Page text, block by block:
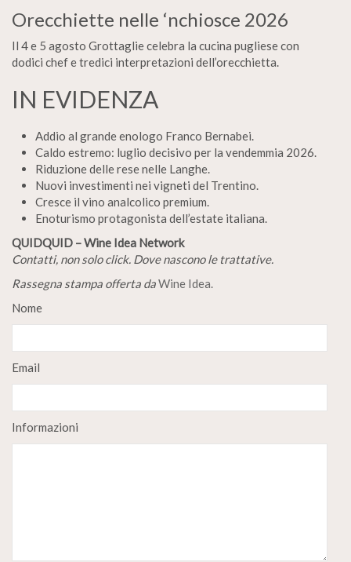
Orecchiette nelle ‘nchiosce 2026
Il 4 e 5 agosto Grottaglie celebra la cucina pugliese con
dodici chef e tredici interpretazioni dell’orecchietta.
IN EVIDENZA
Addio al grande enologo Franco Bernabei.
Caldo estremo: luglio decisivo per la vendemmia 2026.
Riduzione delle rese nelle Langhe.
Nuovi investimenti nei vigneti del Trentino.
Cresce il vino analcolico premium.
Enoturismo protagonista dell’estate italiana.
QUIDQUID – Wine Idea Network
Contatti, non solo click. Dove nascono le trattative.
Rassegna stampa offerta daWine Idea.
Nome
Email
Informazioni